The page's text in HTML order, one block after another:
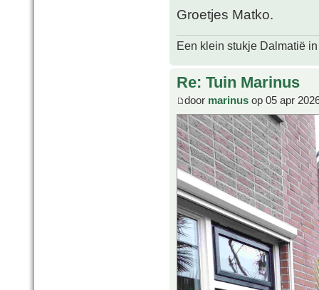
Groetjes Matko.
Een klein stukje Dalmatië
Re: Tuin Marinus
door marinus op 05 apr